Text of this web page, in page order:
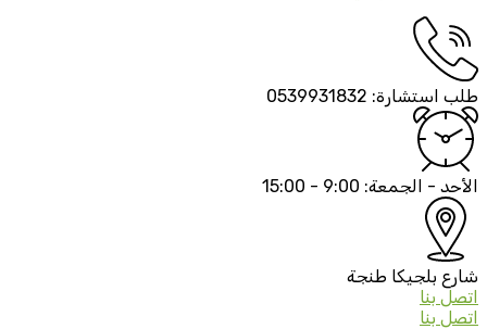
طلب استشارة: 0539931832
الأحد - الجمعة: 9:00 - 15:00
شارع بلجيكا طنجة
اتصل بنا
اتصل بنا